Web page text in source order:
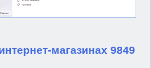
магазинах 9849